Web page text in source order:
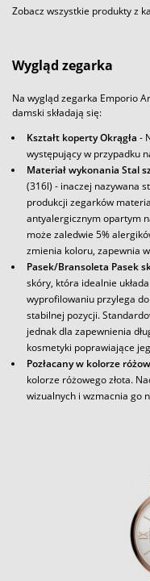
Zobacz wszystkie produkty z
Wygląd zegarka
Na wygląd zegarka Emporio
damski składają się:
Kształt koperty Okrągła -
występujący w przypadku
Materiał wykonania Stal
(316l) - inaczej nazywana
produkcji zegarków
antyalergicznym opartym
może zaledwie 5%
zmienia koloru, zapewnia
Pasek/Bransoleta Pasek
skóry, która idealnie
wyprofilowaniu przylega
stabilnej pozycji.
jednak dla zapewnienia
kosmetyki poprawiające
Pozłacany w kolorze
kolorze różowego złota.
wizualnych i wzmacnia go